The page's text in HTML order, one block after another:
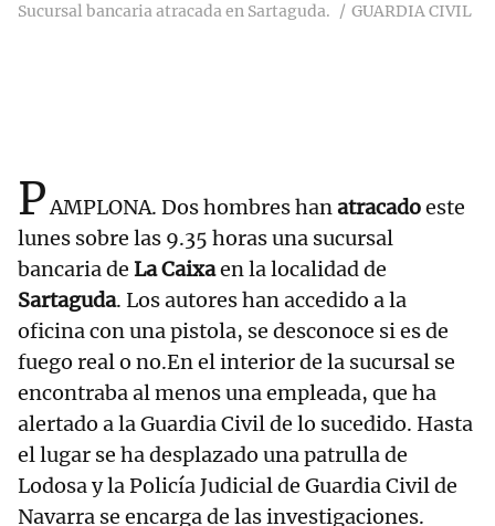
Sucursal bancaria atracada en Sartaguda. GUARDIA CIVIL
PAMPLONA. Dos hombres hanatracadoeste
lunes sobre las 9.35 horas una sucursal
bancaria de La Caixaen la localidad de
Sartaguda. Los autores han accedido a la
oficina con una pistola, se desconoce si es de
fuego real o no.En el interior de la sucursal se
encontraba al menos una empleada, que ha
alertado a la Guardia Civil de lo sucedido. Hasta
el lugar se ha desplazado una patrulla de
Lodosa y la Policía Judicial de Guardia Civil de
Navarra se encarga de las investigaciones.